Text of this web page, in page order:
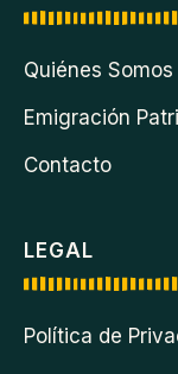
Quiénes Somos
Emigración
Contacto
LEGAL
Política de